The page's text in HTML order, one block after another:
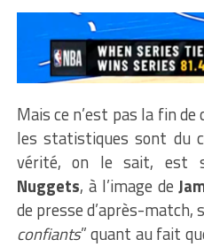
Mais ce n’est pas la fin
les statistiques sont du
vérité, on le sait, est
Nuggets, à l’image de
de presse d’après-match,
confiants” quant au fait